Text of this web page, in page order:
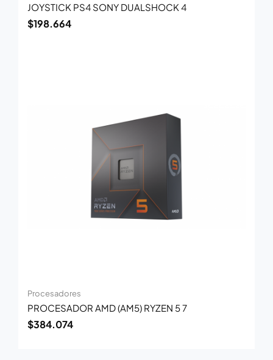
JOYSTICK PS4 SONY DUALSHOCK 4
$198.664
Procesadores
PROCESADOR AMD (AM5) RYZEN 5 7
$384.074